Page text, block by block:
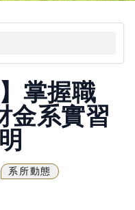
掌握職
金系實習
系所動態